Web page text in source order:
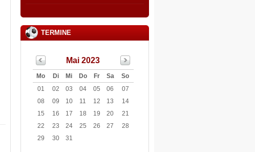
TERMINE
Mai 2023
Mo Di Mi Do Fr Sa
So
01
02 03 04 05 06
07
08
09 10 11 12 13
14
15
16 17 18 19 20
21
22
23 24 25 26 27
28
29
30 31